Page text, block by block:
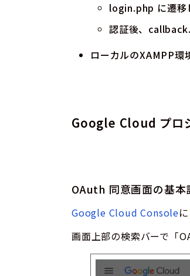
login.php に遷
認証後、
ローカルのXAMPP
Google Cloud プロ
OAuth 同意画面の基本
Google Cloud Console
画面上部の検索バーで「